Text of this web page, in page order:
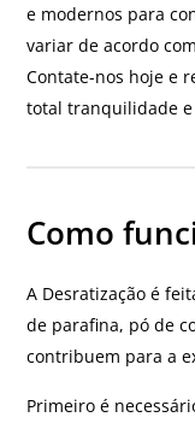
e modernos para
variar de acordo
Contate-nos hoje e
total tranquilidade e
Como
A Desratização é
de parafina, pó de
contribuem para a
Primeiro é